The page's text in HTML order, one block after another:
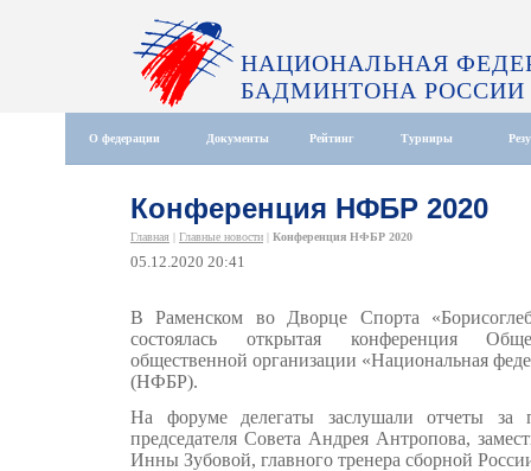
НАЦИОНАЛЬНАЯ
БАДМИНТОНА РОССИИ
О федерации Документы Рейтинг Турниры
Конференция НФБР 2020
Главная | Главные новости | Конференция НФБР 2020
05.12.2020 20:41
В Раменском во Дворце Спорта
состоялась открытая конференция
общественной организации «Национальная
(НФБР).
На форуме делегаты заслушали отчеты за
председателя Совета Андрея Антропова,
Инны Зубовой, главного тренера сборной